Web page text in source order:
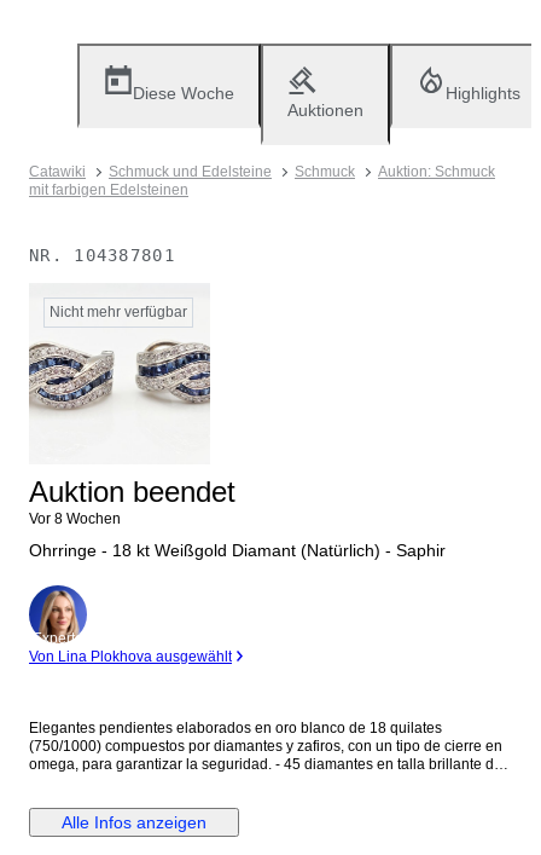
Diese Woche
Auktionen
Highlights
Catawiki Schmuck und Edelsteine Schmuck
Auktion: Schmuck
mit farbigen Edelsteinen
NR. 104387801
Nicht mehr verfügbar
Auktion beendet
Vor 8 Wochen
Ohrringe - 18 kt Weißgold Diamant (Natürlich) - Saphir
Experte
Von Lina Plokhova ausgewählt
Elegantes pendientes elaborados en oro blanco de 18 quilates
(750/1000) compuestos por diamantes y zafiros, con un tipo de cierre en
omega, para garantizar la seguridad. - 45 diamantes en talla brillante de
entregan en elegante estuche de joyería.
Alle Infos anzeigen